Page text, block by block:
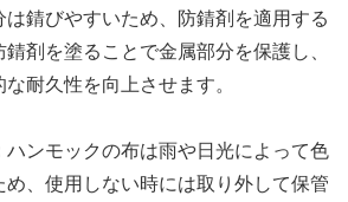
は錆びやすいため、防錆剤を適用する
剤を塗ることで金属部分を保護し、
耐久性を向上させます。
ハンモックの布は雨や日光によって色
、使用しない時には取り外して保管